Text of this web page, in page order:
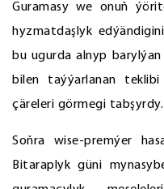
Guramasy we onuň
hyzmatdaşlyk
bu ugurda alnyp
bilen taýýarlanan
çäreleri görmegi tabşyrdy.
Soňra wise-premýer
Bitaraplyk güni